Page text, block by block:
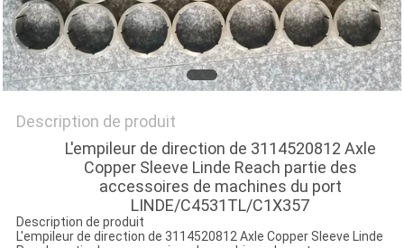
Description de produit
L'empileur de direction de 3114520812 Axle
Copper Sleeve Linde Reach partie des
accessoires de machines du port
LINDE/C4531TL/C1X357
Description de produit
L'empileur de direction de 3114520812 Axle Copper Sleeve Linde